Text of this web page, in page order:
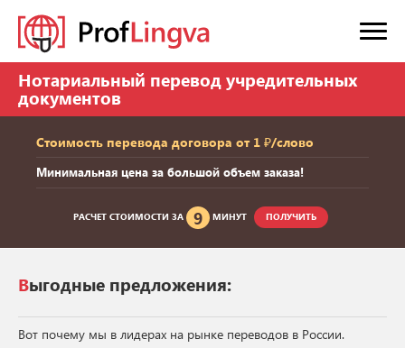
Нотариальный перевод учредительных
документов
Стоимость перевода договора от 1 ₽/слово
Минимальная цена за большой объем заказа!
РАСЧЕТ СТОИМОСТИ ЗА 9 МИНУТ ПОЛУЧИТЬ
Выгодные предложения:
Вот почему мы в лидерах на рынке переводов в России.